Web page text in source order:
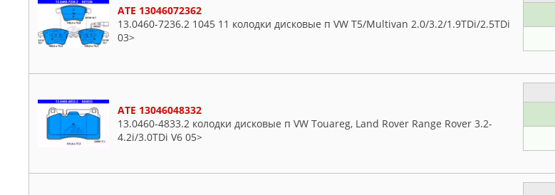
ATE 13046072362
13.0460-7236.2 1045 11 колодки дисковые п VW T5/Multivan 2.0/3.2/1.9TDi/2.5TDi
03>
ATE 13046048332
13.0460-4833.2 колодки дисковые п VW Touareg, Land Rover Range Rover 3.2-
4.2i/3.0TDi V6 05>